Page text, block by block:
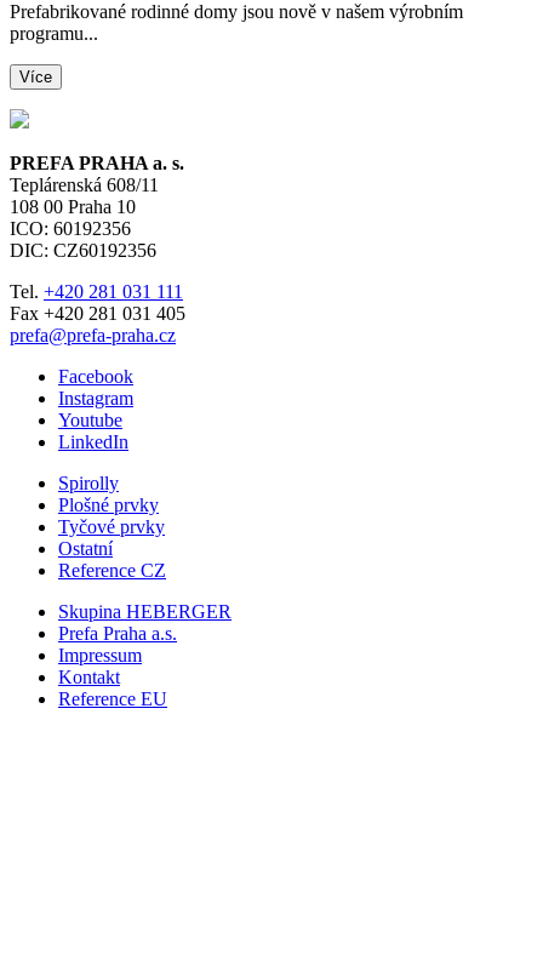
Prefabrikované rodinné domy jsou nově v našem výrobním
programu...
Více
PREFA PRAHA a. s.
Teplárenská 608/11
108 00 Praha 10
ICO: 60192356
DIC: CZ60192356
Tel. +420 281 031 111
Fax +420 281 031 405
prefa@prefa-praha.cz
Facebook
Instagram
Youtube
LinkedIn
Spirolly
Plošné prvky
Tyčové prvky
Ostatní
Reference CZ
Skupina HEBERGER
Prefa Praha a.s.
Impressum
Kontakt
Reference EU